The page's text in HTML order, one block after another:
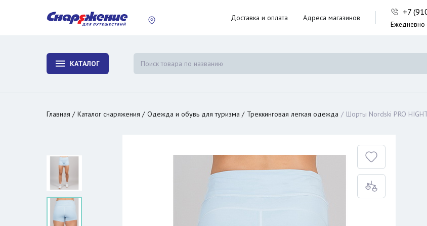
Доставка и оплата Адреса магазинов
+7
Ежедневно
КАТАЛОГ
Главная Каталог снаряжения Одежда и обувь для туризма Треккинговая легкая одежда Шорты Nordski PRO